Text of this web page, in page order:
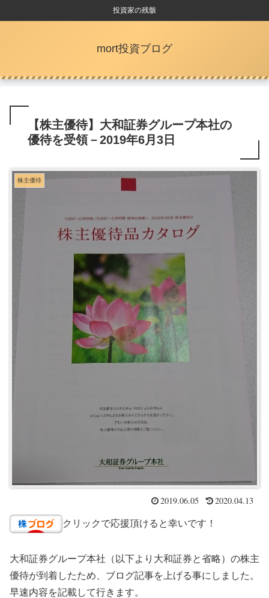
投資家の残骸
mort投資ブログ
【株主優待】大和証券グループ本社の
優待を受領－2019年6月3日
株主優待
2019.06.05 2020.04.13
クリックで応援頂けると幸いです！
大和証券グループ本社（以下より大和証券と省略）の株主
優待が到着したため、ブログ記事を上げる事にしました。
早速内容を記載して行きます。